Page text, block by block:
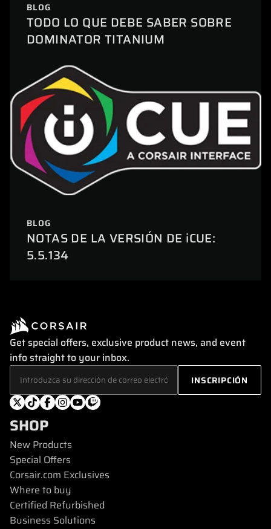
BLOG
TODO LO QUE DEBE SABER SOBRE
DOMINATOR TITANIUM
BLOG
NOTAS DE LA VERSIÓN DE iCUE:
5.5.134
Get special offers, exclusive product news, and event
info straight to your inbox.
SHOP
New Products
Special Offers
Corsair.com Exclusives
Where to buy
Certified Refurbished
Business Solutions